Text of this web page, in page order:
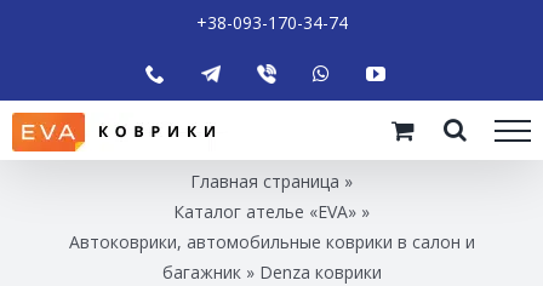
+38-093-170-34-74
Главная страница »
Каталог ателье «EVA» »
Автоковрики, автомобильные коврики в салон и
багажник » Denza коврики